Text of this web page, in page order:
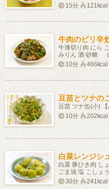
15分
121kcal
牛肉のピリ辛
牛薄切り肉 にら
みりん 酒 砂糖
10分
466kcal
豆苗とツナの
豆苗 ツナ缶(小)
10分
202kcal
白菜レンジシ
白菜 豚ひき肉 し
ごま油 塩 こし
30分
241kcal